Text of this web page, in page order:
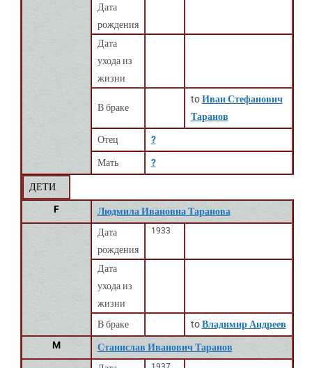
Дата
рождения
Дата
ухода из
жизни
В браке
toИван Стефанович
Таранов
Отец ?
Мать ?
ДЕТИ
F
Людмила Ивановна Таранова
Дата
рождения
1933
Дата
ухода из
жизни
В браке
toВладимир Андреев
M
Станислав Иванович Таранов